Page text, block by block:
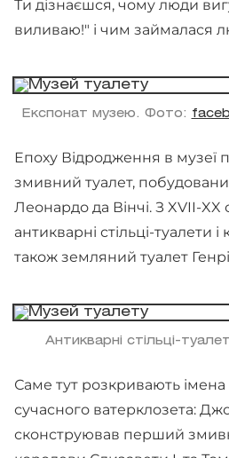
Ти дізнаєшся, чому люди
виливаю!" і чим займалася
Експонат музею. Фото:
Епоху Відродження в музеї
змивний туалет,
Леонардо да Вінчі. З XVII-XX
антикварні стільці-туалети і
також земляний туалет
Антикварні стільці-
Саме тут розкривають імена
сучасного ватерклозета:
сконструював перший